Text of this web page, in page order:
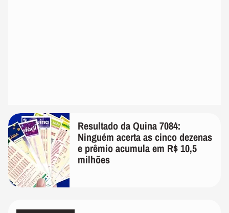
Resultado da Quina 7084:
Ninguém acerta as cinco dezenas
e prêmio acumula em R$ 10,5
milhões